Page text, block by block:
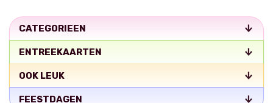
CATEGORIEEN
ENTREEKAARTEN
OOK LEUK
FEESTDAGEN